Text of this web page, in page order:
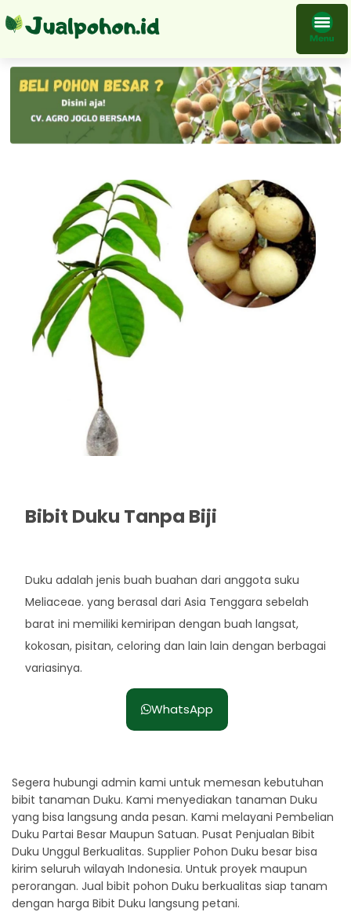
Tanaman Buah Duku Tanpa Biji Bibit Super Genjah
Bibit Duku Tanpa Biji
Duku adalah jenis buah buahan dari anggota suku
Meliaceae. yang berasal dari Asia Tenggara sebelah
barat ini memiliki kemiripan dengan buah langsat,
kokosan, pisitan, celoring dan lain lain dengan berbagai
variasinya.
WhatsApp
Segera hubungi admin kami untuk memesan kebutuhan
bibit tanaman Duku. Kami menyediakan tanaman Duku
yang bisa langsung anda pesan. Kami melayani Pembelian
Duku Partai Besar Maupun Satuan. Pusat Penjualan Bibit
Duku Unggul Berkualitas. Supplier Pohon Duku besar bisa
kirim seluruh wilayah Indonesia. Untuk proyek maupun
perorangan. Jual bibit pohon Duku berkualitas siap tanam
dengan harga Bibit Duku langsung petani.